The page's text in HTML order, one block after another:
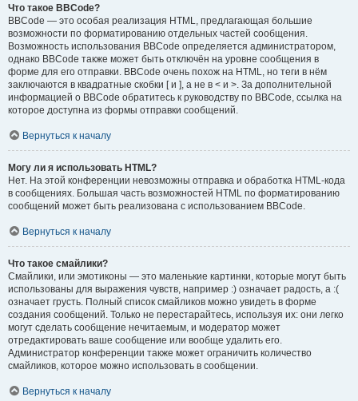
Что такое BBCode?
BBCode — это особая реализация HTML, предлагающая большие
возможности по форматированию отдельных частей сообщения.
Возможность использования BBCode определяется администратором,
однако BBCode также может быть отключён на уровне сообщения в
форме для его отправки. BBCode очень похож на HTML, но теги в нём
заключаются в квадратные скобки [ и ], а не в < и >. За дополнительной
информацией о BBCode обратитесь к руководству по BBCode, ссылка на
которое доступна из формы отправки сообщений.
Вернуться к началу
Могу ли я использовать HTML?
Нет. На этой конференции невозможны отправка и обработка HTML-кода
в сообщениях. Большая часть возможностей HTML по форматированию
сообщений может быть реализована с использованием BBCode.
Вернуться к началу
Что такое смайлики?
Смайлики, или эмотиконы — это маленькие картинки, которые могут быть
использованы для выражения чувств, например :) означает радость, а :(
означает грусть. Полный список смайликов можно увидеть в форме
создания сообщений. Только не перестарайтесь, используя их: они легко
могут сделать сообщение нечитаемым, и модератор может
отредактировать ваше сообщение или вообще удалить его.
Администратор конференции также может ограничить количество
смайликов, которое можно использовать в сообщении.
Вернуться к началу